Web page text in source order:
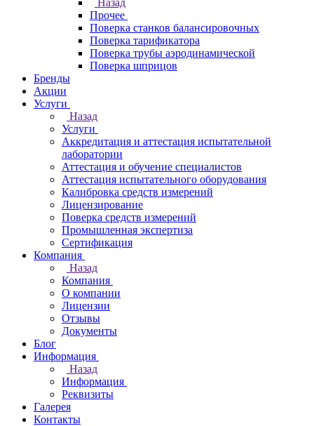
Назад
Прочее
Поверка станков балансировочных
Поверка тарификатора
Поверка трубы аэродинамической
Поверка шприцов
Бренды
Акции
Услуги
Назад
Услуги
Аккредитация и аттестация испытательной
лаборатории
Аттестация и обучение специалистов
Аттестация испытательного оборудования
Калибровка средств измерений
Лицензирование
Поверка средств измерений
Промышленная экспертиза
Сертификация
Компания
Назад
Компания
О компании
Лицензии
Отзывы
Документы
Блог
Информация
Назад
Информация
Реквизиты
Галерея
Контакты